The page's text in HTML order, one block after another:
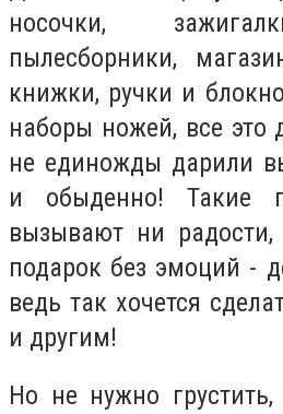
носочки,
пылесборники,
книжки, ручки и
наборы ножей, все
не единожды дарили
и обыденно! Такие
вызывают ни
подарок без эмоций -
ведь так хочется
и другим!
Но не нужно